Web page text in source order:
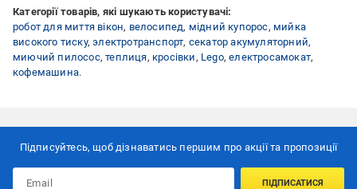
Категорії товарів, які шукають користувачі:
робот для миття вікон, велосипед, мідний купорос, мийка
високого тиску,электротранспорт, секатор акумуляторний,
миючий пилосос,теплиця, кросівки , Lego,електросамокат,
кофемашина.
Підписуйтесь, щоб дізнаватись першим про акції та пропозиції
ПІДПИСАТИСЯ